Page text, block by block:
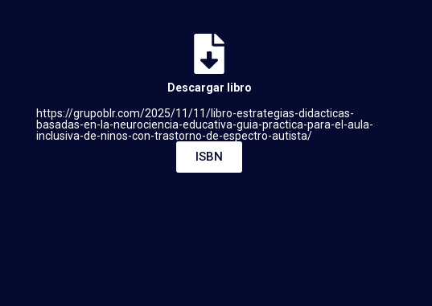
Descargar libro
https://grupoblr.com/2025/11/11/libro-estrategias-didacticas-
basadas-en-la-neurociencia-educativa-guia-practica-para-el-aula-
inclusiva-de-ninos-con-trastorno-de-espectro-autista/
ISBN